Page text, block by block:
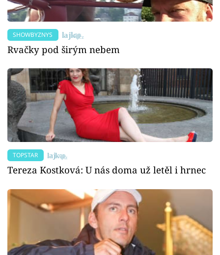
SHOWBYZNYS
Rvačky pod širým nebem
TOPSTAR
Tereza Kostková: U nás doma už letěl i hrnec